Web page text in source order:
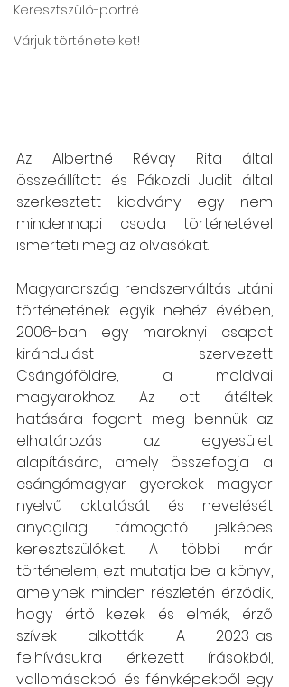
Keresztszülő-portré
Várjuk történeteiket!
Az Albertné Révay Rita által
összeállított és Pákozdi Judit által
szerkesztett kiadvány egy nem
mindennapi csoda történetével
ismerteti meg az olvasókat.
Magyarország rendszerváltás utáni
történetének egyik nehéz évében,
2006-ban egy maroknyi csapat
kirándulást szervezett
Csángóföldre, a moldvai
magyarokhoz. Az ott átéltek
hatására fogant meg bennük az
elhatározás az egyesület
alapítására, amely összefogja a
csángómagyar gyerekek magyar
nyelvű oktatását és nevelését
anyagilag támogató jelképes
keresztszülőket. A többi már
történelem, ezt mutatja be a könyv,
amelynek minden részletén érződik,
hogy értő kezek és elmék, érző
szívek alkották. A 2023-as
felhívásukra érkezett írásokból,
vallomásokból és fényképekből egy